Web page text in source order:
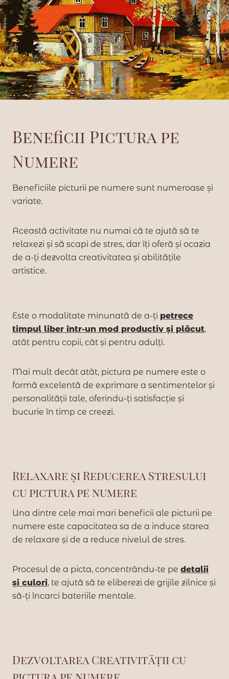
Beneficii Pictura pe
Numere
Beneficiile picturii pe numere sunt numeroase și
variate.
Această activitate nu numai că te ajută să te
relaxezi și să scapi de stres, dar îți oferă și ocazia
de a-ți dezvolta creativitatea și abilitățile
artistice.
Este o modalitate minunată de a-ți petrece
timpul liber într-un mod productiv și plăcut,
atât pentru copii, cât și pentru adulți.
Mai mult decât atât, pictura pe numere este o
formă excelentă de exprimare a sentimentelor și
personalității tale, oferindu-ți satisfacție și
bucurie în timp ce creezi.
Relaxare și Reducerea Stresului
cu pictura pe numere
Una dintre cele mai mari beneficii ale picturii pe
numere este capacitatea sa de a induce starea
de relaxare și de a reduce nivelul de stres.
Procesul de a picta, concentrându-te pe detalii
și culori, te ajută să te eliberezi de grijile zilnice și
să-ți încarci bateriile mentale.
Dezvoltarea Creativității cu